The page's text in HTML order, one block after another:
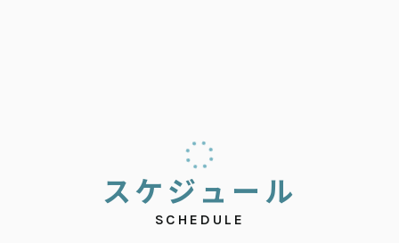
スケジュ ール
SCHEDULE